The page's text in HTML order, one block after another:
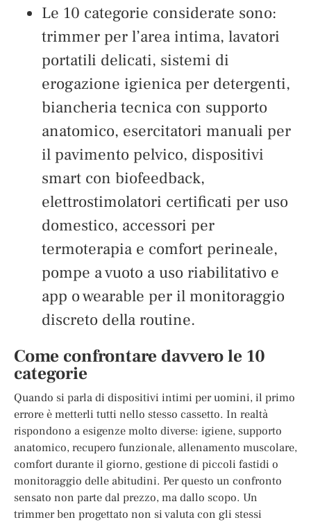
Le 10 categorie considerate sono:
trimmer per l’area intima, lavatori
portatili delicati, sistemi di
erogazione igienica per detergenti,
biancheria tecnica con supporto
anatomico, esercitatori manuali per
il pavimento pelvico, dispositivi
smart con biofeedback,
elettrostimolatori certificati per uso
domestico, accessori per
termoterapia e comfort perineale,
pompe a vuoto a uso riabilitativo e
app o wearable per il monitoraggio
discreto della routine.
Come confrontare davvero le 10
categorie
Quando si parla di dispositivi intimi per uomini, il primo
errore è metterli tutti nello stesso cassetto. In realtà
rispondono a esigenze molto diverse: igiene, supporto
anatomico, recupero funzionale, allenamento muscolare,
comfort durante il giorno, gestione di piccoli fastidi o
monitoraggio delle abitudini. Per questo un confronto
sensato non parte dal prezzo, ma dallo scopo. Un
trimmer ben progettato non si valuta con gli stessi